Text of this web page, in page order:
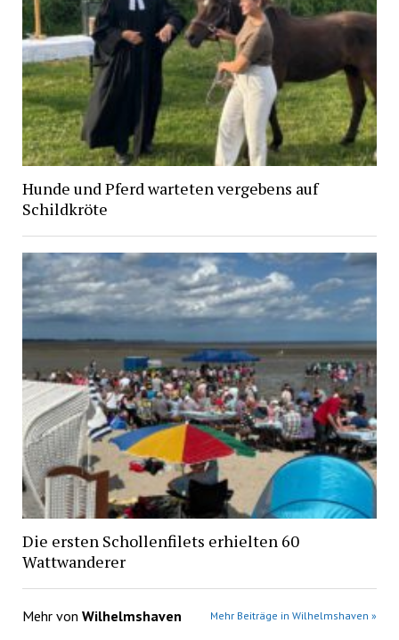
Hunde und Pferd warteten vergebens auf
Schildkröte
Die ersten Schollenfilets erhielten 60
Wattwanderer
Mehr von Wilhelmshaven Mehr Beiträge in Wilhelmshaven »